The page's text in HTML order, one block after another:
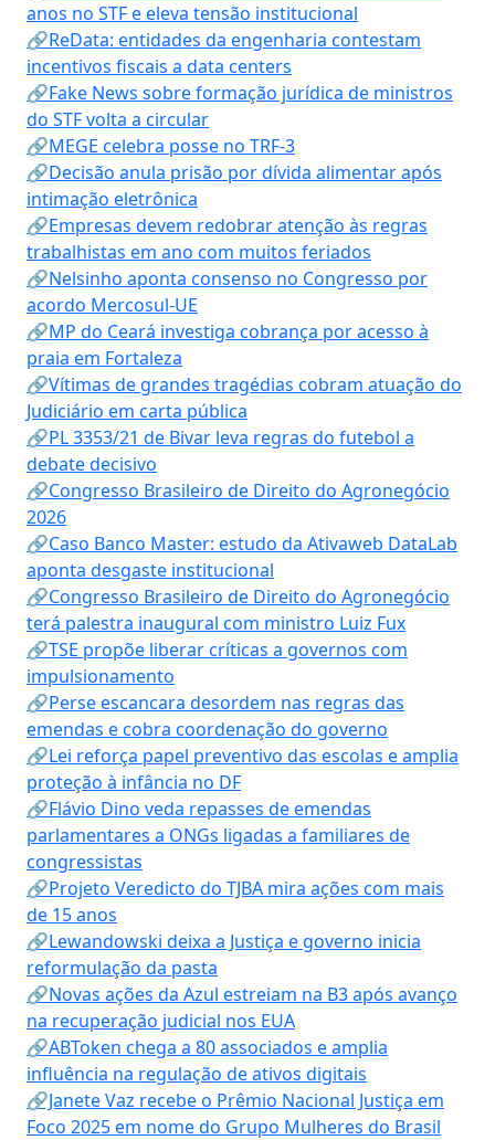
anos no STF e eleva tensão institucional
🔗ReData: entidades da engenharia contestam
incentivos fiscais a data centers
🔗Fake News sobre formação jurídica de ministros
do STF volta a circular
🔗MEGE celebra posse no TRF-3
🔗Decisão anula prisão por dívida alimentar após
intimação eletrônica
🔗Empresas devem redobrar atenção às regras
trabalhistas em ano com muitos feriados
🔗Nelsinho aponta consenso no Congresso por
acordo Mercosul-UE
🔗MP do Ceará investiga cobrança por acesso à
praia em Fortaleza
🔗Vítimas de grandes tragédias cobram atuação do
Judiciário em carta pública
🔗PL 3353/21 de Bivar leva regras do futebol a
debate decisivo
🔗Congresso Brasileiro de Direito do Agronegócio
2026
🔗Caso Banco Master: estudo da Ativaweb DataLab
aponta desgaste institucional
🔗Congresso Brasileiro de Direito do Agronegócio
terá palestra inaugural com ministro Luiz Fux
🔗TSE propõe liberar críticas a governos com
impulsionamento
🔗Perse escancara desordem nas regras das
emendas e cobra coordenação do governo
🔗Lei reforça papel preventivo das escolas e amplia
proteção à infância no DF
🔗Flávio Dino veda repasses de emendas
parlamentares a ONGs ligadas a familiares de
congressistas
🔗Projeto Veredicto do TJBA mira ações com mais
de 15 anos
🔗Lewandowski deixa a Justiça e governo inicia
reformulação da pasta
🔗Novas ações da Azul estreiam na B3 após avanço
na recuperação judicial nos EUA
🔗ABToken chega a 80 associados e amplia
influência na regulação de ativos digitais
🔗Janete Vaz recebe o Prêmio Nacional Justiça em
Foco 2025 em nome do Grupo Mulheres do Brasil